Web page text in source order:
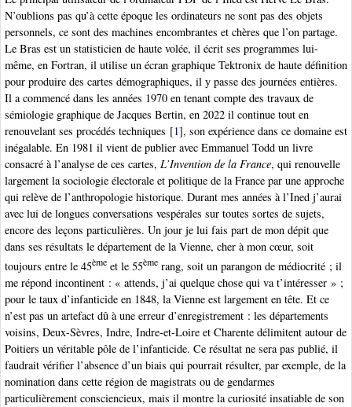
N’oublions pas qu’à cette époque les ordinateurs ne sont pas des objets
personnels, ce sont des machines encombrantes et chères que l’on partage.
Le Bras est un statisticien de haute volée, il écrit ses programmes lui-
même, en Fortran, il utilise un écran graphique Tektronix de haute définition
pour produire des cartes démographiques, il y passe des journées entières.
Il a commencé dans les années 1970 en tenant compte des travaux de
sémiologie graphique de Jacques Bertin, en 2022 il continue tout en
renouvelant ses procédés techniques [1], son expérience dans ce domaine est
inégalable. En 1981 il vient de publier avec Emmanuel Todd un livre
consacré à l’analyse de ces cartes, L’Invention de la France, qui renouvelle
largement la sociologie électorale et politique de la France par une approche
qui relève de l’anthropologie historique. Durant mes années à l’Ined j’aurai
avec lui de longues conversations vespérales sur toutes sortes de sujets,
encore des leçons particulières. Un jour je lui fais part de mon dépit que
dans ses résultats le département de la Vienne, cher à mon cœur, soit
toujours entre le 45ème et le 55ème rang, soit un parangon de médiocrité ; il
me répond incontinent : « attends, j’ai quelque chose qui va t’intéresser » ;
pour le taux d’infanticide en 1848, la Vienne est largement en tête. Et ce
n’est pas un artefact dû à une erreur d’enregistrement : les départements
voisins, Deux-Sèvres, Indre, Indre-et-Loire et Charente délimitent autour de
Poitiers un véritable pôle de l’infanticide. Ce résultat ne sera pas publié, il
faudrait vérifier l’absence d’un biais qui pourrait résulter, par exemple, de la
nomination dans cette région de magistrats ou de gendarmes
particulièrement consciencieux, mais il montre la curiosité insatiable de son